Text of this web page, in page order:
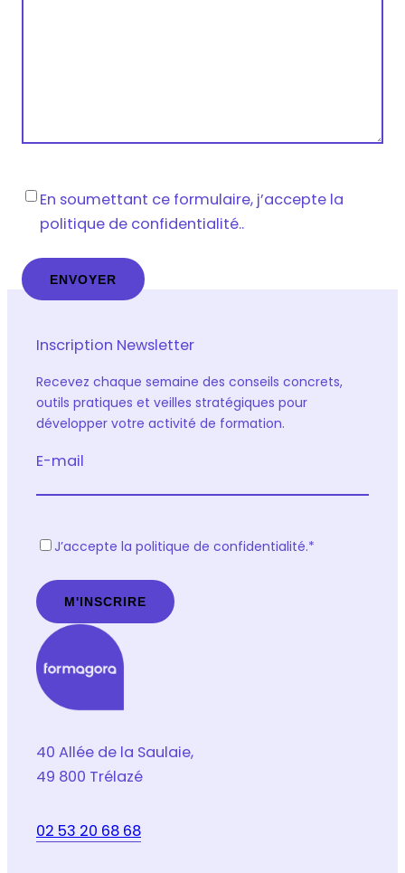
Vie
privée*
En soumettant ce formulaire, j’accepte la
politique de confidentialité..
Inscription Newsletter
Recevez chaque semaine des conseils concrets,
outils pratiques et veilles stratégiques pour
développer votre activité de formation.
E-mail
R
P
D
*
J’accepte la politique de confidentialité.*
40 Allée de la Saulaie,
49 800 Trélazé
02 53 20 68 68